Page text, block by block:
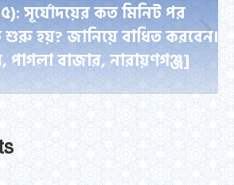
Next
post:
সূর্যোদয়ের কত মিনিট পর
শুরু হয়? জানিয়ে বাধিত করবেন।
বাজার, নারায়ণগঞ্জ]